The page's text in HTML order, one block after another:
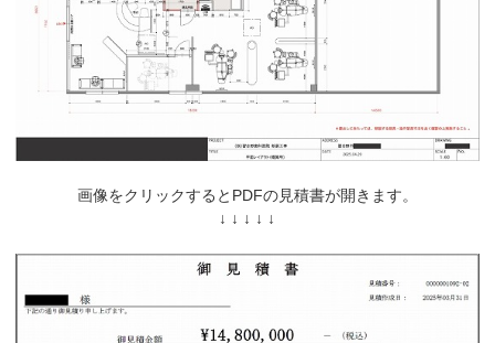
画像をクリックするとPDFの見積書が開きます。
↓ ↓ ↓ ↓ ↓